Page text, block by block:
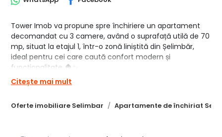
Oferte imobiliare Selimbar Apartamente de închiriat
Tower Imob va propune spre închiriere un apartament
decomandat cu 3 camere, având o suprafață utilă de 70
mp, situat la etajul 1, într-o zonă liniștită din Șelimbăr,
ideal pentru cei care caută confort modern și
funcționalitate 🏠✨.
📐 Compartimentare eficientă:
🚪 Hol
Citește mai mult